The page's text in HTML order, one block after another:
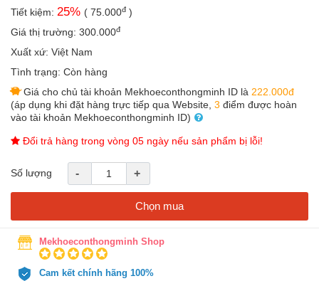
Bé
Bé
mà
học
cho
cho
dùng
nhà
Tiết kiệm: 25% ( 75.000đ )
Giá thị trường: 300.000đ
Xuất xứ: Việt Nam
Tình trạng: Còn hàng
Giá cho chủ tài khoản Mekhoeconthongminh ID là 222.000đ
(áp dụng khi đặt hàng trực tiếp qua Website, 3 điểm được hoàn
vào tài khoản Mekhoeconthongminh ID)
Đổi trả hàng trong vòng 05 ngày nếu sản phẩm bị lỗi!
Số lượng - +
Chọn mua
Mekhoeconthongminh Shop
Cam kết chính hãng 100%